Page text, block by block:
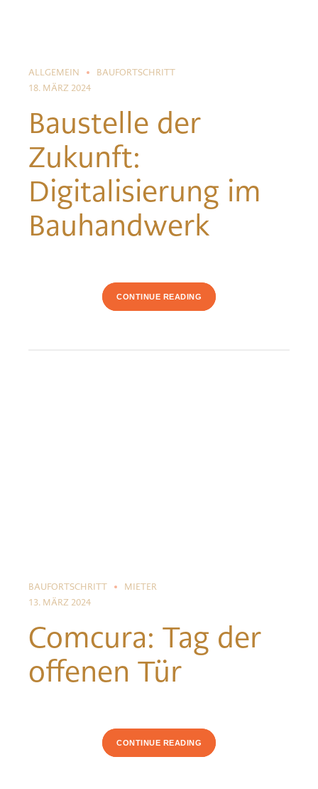
ALLGEMEIN
BAUFORTSCHRITT
18. MÄRZ 2024
Baustelle der
Zukunft:
Digitalisierung im
Bauhandwerk
CONTINUE READING
BAUFORTSCHRITT
MIETER
13. MÄRZ 2024
Comcura: Tag der
offenen Tür
CONTINUE READING